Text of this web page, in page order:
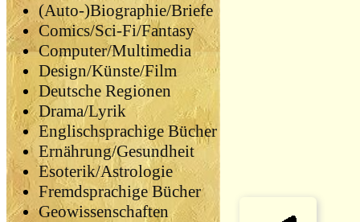
(Auto-)Biographie/Briefe
Comics/Sci-Fi/Fantasy
Computer/Multimedia
Design/Künste/Film
Deutsche Regionen
Drama/Lyrik
Englischsprachige Bücher
Ernährung/Gesundheit
Esoterik/Astrologie
Fremdsprachige Bücher
Geowissenschaften